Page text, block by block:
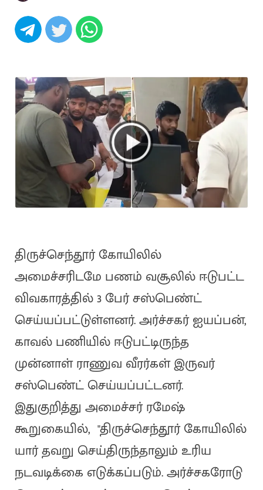
திருச்செந்தூர் கோயிலில்
அமைச்சரிடமே பணம் வசூலில் ஈடுபட்ட
விவகாரத்தில் 3 பேர் சஸ்பெண்ட்
செய்யப்பட்டுள்ளனர். அர்ச்சகர் ஐயப்பன்,
காவல் பணியில் ஈடுபட்டிருந்த
முன்னாள் ராணுவ வீரர்கள் இருவர்
சஸ்பெண்ட் செய்யப்பட்டனர்.
இதுகுறித்து அமைச்சர் ரமேஷ்
கூறுகையில், "திருச்செந்தூர் கோயிலில்
யார் தவறு செய்திருந்தாலும் உரிய
நடவடிக்கை எடுக்கப்படும். அர்ச்சகரோடு